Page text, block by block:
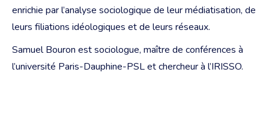
enrichie par l’analyse sociologique de leur médiatisation, de
leurs filiations idéologiques et de leurs réseaux.
Samuel Bouron est sociologue, maître de conférences à
l’université Paris-Dauphine-PSL et chercheur à l’IRISSO.